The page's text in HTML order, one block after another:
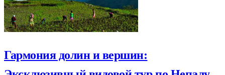
Гармония долин и вершин: